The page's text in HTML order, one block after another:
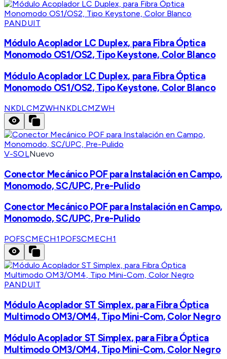
PANDUIT
Módulo Acoplador LC Duplex, para Fibra Óptica
Monomodo OS1/OS2, Tipo Keystone, Color Blanco
Módulo Acoplador LC Duplex, para Fibra Óptica
Monomodo OS1/OS2, Tipo Keystone, Color Blanco
NKDLCMZWHNKDLCMZWH
V-SOLNuevo
Conector Mecánico POF para Instalación en Campo,
Monomodo, SC/UPC, Pre-Pulido
Conector Mecánico POF para Instalación en Campo,
Monomodo, SC/UPC, Pre-Pulido
POFSCMECH1 POFSCMECH1
PANDUIT
Módulo Acoplador ST Simplex, para Fibra Óptica
Multimodo OM3/OM4, Tipo Mini-Com, Color Negro
Módulo Acoplador ST Simplex, para Fibra Óptica
Multimodo OM3/OM4, Tipo Mini-Com, Color Negro